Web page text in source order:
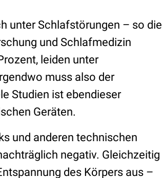
unter Schlafstörungen – so die
und Schlafmedizin
leiden unter
muss also der
Studien ist ebendieser
Geräten.
und anderen technischen
negativ. Gleichzeitig
des Körpers aus –